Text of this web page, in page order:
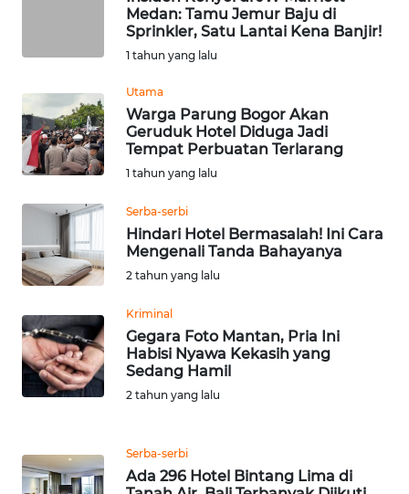
Medan: Tamu Jemur Baju di
Sprinkler, Satu Lantai Kena Banjir!
1 tahun yang lalu
Utama
Warga Parung Bogor Akan
Geruduk Hotel Diduga Jadi
Tempat Perbuatan Terlarang
1 tahun yang lalu
Serba-serbi
Hindari Hotel Bermasalah! Ini Cara
Mengenali Tanda Bahayanya
2 tahun yang lalu
Kriminal
Gegara Foto Mantan, Pria Ini
Habisi Nyawa Kekasih yang
Sedang Hamil
2 tahun yang lalu
Serba-serbi
Ada 296 Hotel Bintang Lima di
KALTARA
WN
KALSEL
WN
WN
SULSEL
GORONTALO
WN
SULUT
MALUKU